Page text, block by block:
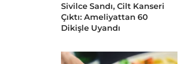
Sivilce Sandı, Cilt Kanseri
Çıktı: Ameliyattan 60
Dikişle Uyandı